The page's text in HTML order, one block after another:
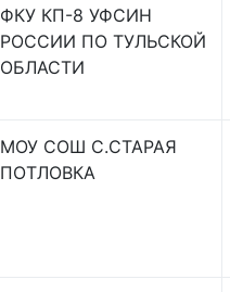
ФКУ КП-8 УФСИН
РОССИИ ПО ТУЛЬСКОЙ
ОБЛАСТИ
МОУ СОШ С.СТАРАЯ
ПОТЛОВКА